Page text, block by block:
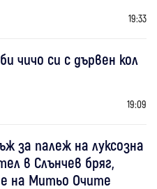
19:33
чичо си с дървен кол
19:09
за палеж на луксозна
в Слънчев бряг,
на Митьо Очите